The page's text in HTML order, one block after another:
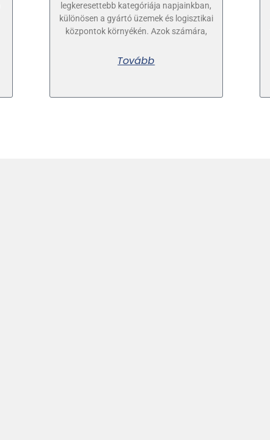
legkeresettebb kategóriája napjainkban,
különösen a gyártó üzemek és logisztikai
központok környékén. Azok számára,
Tovább